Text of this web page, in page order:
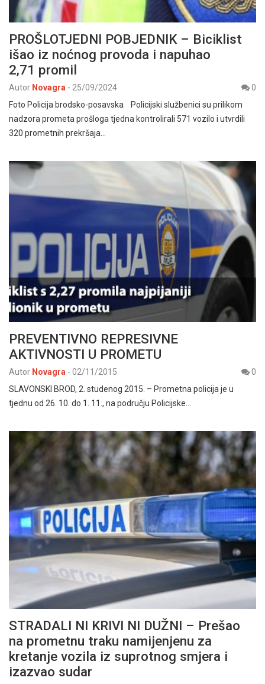
PROŠLOTJEDNI POBJEDNIK – Biciklist
išao iz noćnog provoda i napuhao
2,71 promil
Autor Novagra - 25/09/2024
0
Foto Policija brodsko-posavska Policijski službenici su prilikom
nadzora prometa prošloga tjedna kontrolirali 571 vozilo i utvrdili
320 prometnih prekršaja…
PREVENTIVNO REPRESIVNE
AKTIVNOSTI U PROMETU
Autor Novagra - 02/11/2015
0
SLAVONSKI BROD, 2. studenog 2015. – Prometna policija je u
tjednu od 26. 10. do 1. 11., na području Policijske…
STRADALI NI KRIVI NI DUŽNI – Prešao
na prometnu traku namijenjenu za
kretanje vozila iz suprotnog smjera i
izazvao sudar